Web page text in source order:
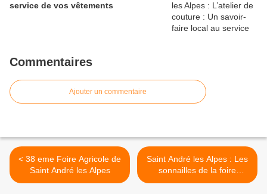
service de vos vêtements
Commentaires
Ajouter un commentaire
< 38 eme Foire Agricole de
Saint André les Alpes
Saint André les Alpes : Les
sonnailles de la foire
agricole ont tinté et brillé au